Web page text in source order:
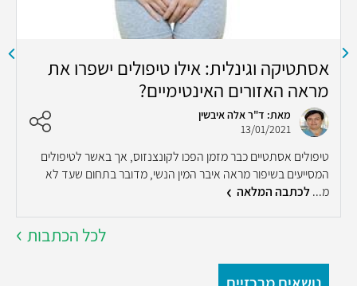
אסתטיקה וגינלית: אילו טיפולים ישפרו את
מראה האזורים האינטימיים?
מאת: ד"ר אלה איבשין
13/01/2021
טיפולים אסתטיים כבר מזמן הפכו לקונצנזוס, אך באשר לטיפולים
המסייעים בשיפור מראה איבר המין הנשי, מדובר בתחום שעד לא
מ...לכתבה המלאה
לכל הכתבות